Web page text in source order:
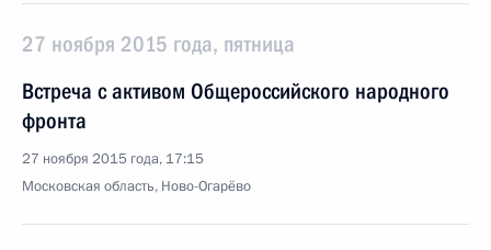
27 ноября 2015 года, пятница
Встреча с активом Общероссийского народного
фронта
27 ноября 2015 года, 17:15
Московская область, Ново-Огарёво